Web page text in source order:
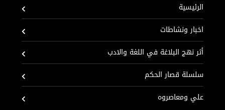
الرئيسية
اخبار ونشاطات
أثر نهج البلاغة في اللغة والادب
سلسلة قصار الحكم
علي ومعاصروه